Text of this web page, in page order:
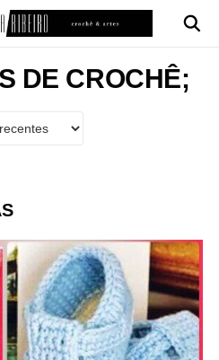
DE CROCHÊ;